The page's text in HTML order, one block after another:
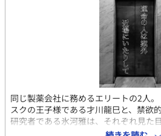
同じ製薬会社に務めるエリートの2人
スクの王子様である才川龍巳と、禁欲
研究者である氷河雅は、それぞれ見た
悩んでいた。 『嗚呼、俺の本性を晒し